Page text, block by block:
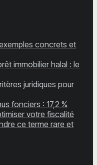
concrets et
immobilier halal : le
juridiques pour
fonciers : 17,2 %
votre fiscalité
ce terme rare et